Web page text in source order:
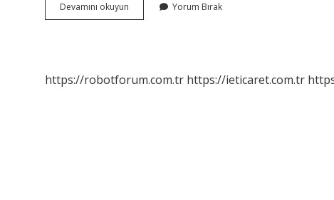
Devamını okuyun
Inciri
Yorum Bırak
https://robotforum.com.tr https://ieticaret.com.tr